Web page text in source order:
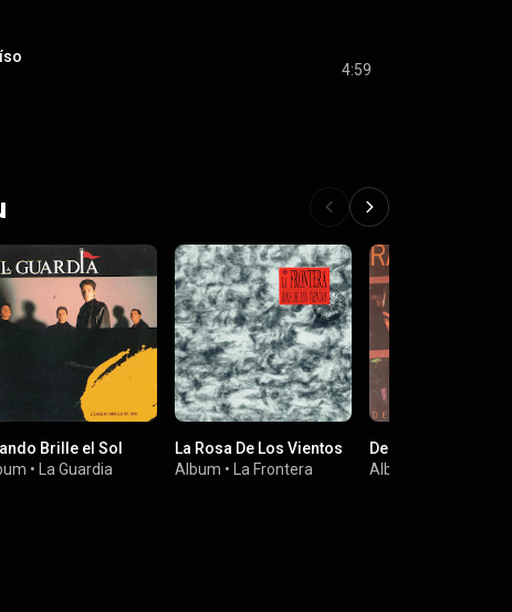
4:59
Brille el Sol
• La Guardia
La Rosa De Los Vientos
Album • La Frontera
De un Pais en
Album